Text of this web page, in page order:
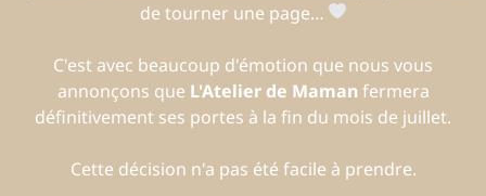
de tourner une page…
C'est avec beaucoup d'émotion que nous vous
annonçons que L'Atelier de Maman fermera
définitivement ses portes à la fin du mois de juillet.
Cette décision n'a pas été facile à prendre.